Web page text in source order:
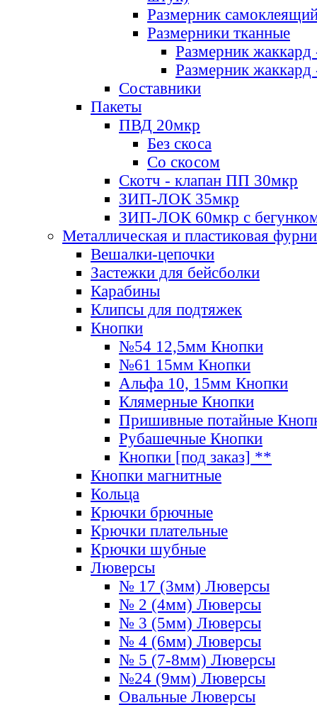
Размерник
Размерники тканные
Размерник
Размерник
Составники
Пакеты
ПВД 20мкр
Без скоса
Со скосом
Скотч - клапан ПП 30мкр
ЗИП-ЛОК 35мкр
ЗИП-ЛОК 60мкр с
Металлическая и пластиковая
Вешалки-цепочки
Застежки для бейсболки
Карабины
Клипсы для подтяжек
Кнопки
№54 12,5мм Кнопки
№61 15мм Кнопки
Альфа 10, 15мм Кнопки
Клямерные Кнопки
Пришивные потайные
Рубашечные Кнопки
Кнопки [под заказ] **
Кнопки магнитные
Кольца
Крючки брючные
Крючки плательные
Крючки шубные
Люверсы
№ 17 (3мм) Люверсы
№ 2 (4мм) Люверсы
№ 3 (5мм) Люверсы
№ 4 (6мм) Люверсы
№ 5 (7-8мм) Люверсы
№24 (9мм) Люверсы
Овальные Люверсы